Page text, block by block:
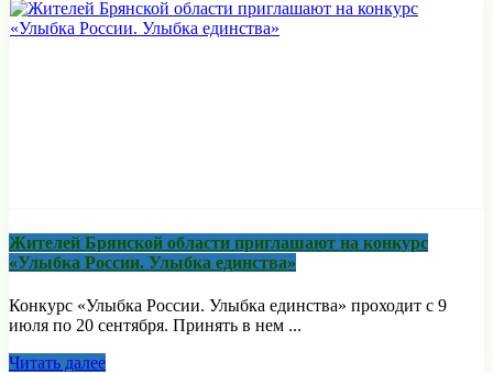
Жителей Брянской области приглашают на конкурс
«Улыбка России. Улыбка единства»
Конкурс «Улыбка России. Улыбка единства» проходит с 9
июля по 20 сентября. Принять в нем ...
Читать далее